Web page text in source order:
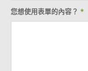
您想使用表單的內容？*